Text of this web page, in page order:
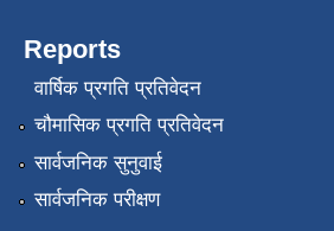
Reports
वार्षिक प्रगति प्रतिवेदन
चौमासिक प्रगति प्रतिवेदन
सार्वजनिक सुनुवाई
सार्वजनिक परीक्षण